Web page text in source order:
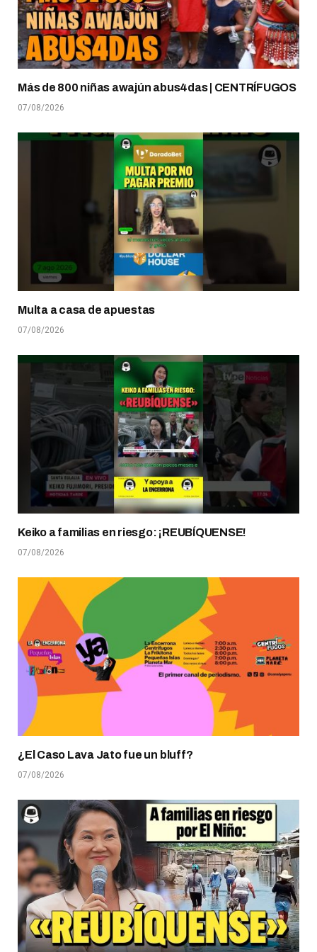
Más de 800 niñas awajún abus4das | CENTRÍFUGOS
07/08/2026
Multa a casa de apuestas
07/08/2026
Keiko a familias en riesgo: ¡REUBÍQUENSE!
07/08/2026
¿El Caso Lava Jato fue un bluff?
07/08/2026